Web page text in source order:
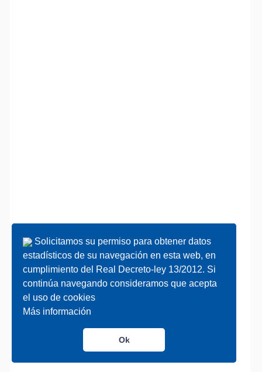
Solicitamos su permiso para obtener datos
estadísticos de su navegación en esta web, en
cumplimiento del Real Decreto-ley 13/2012. Si
continúa navegando consideramos que acepta
el uso de cookies
Más información
Ok
Solicitamos su permiso para obtener datos
estadísticos de su navegación en esta web, en
cumplimiento del Real Decreto-ley 13/2012. Si
continúa navegando consideramos que acepta
el uso de cookies
Más información
Ok